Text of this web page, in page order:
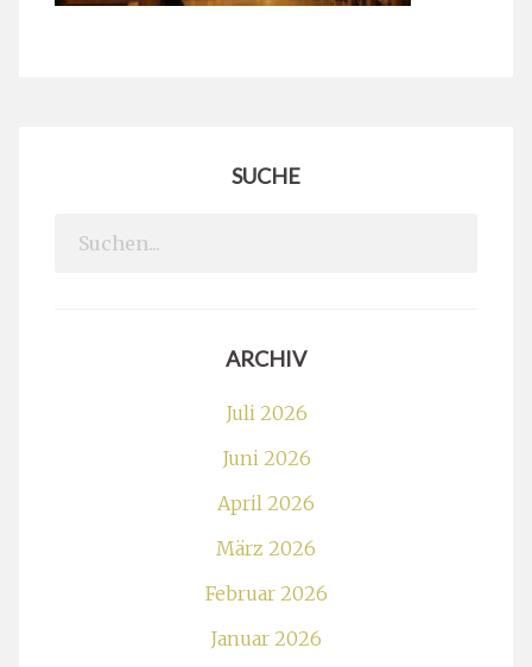
SUCHE
Search
ARCHIV
Juli 2026
Juni 2026
April 2026
März 2026
Februar 2026
Januar 2026